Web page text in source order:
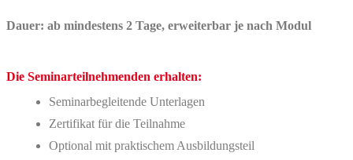
Dauer: ab mindestens 2 Tage, erweiterbar je nach Modul
Die Seminarteilnehmenden erhalten:
Seminarbegleitende Unterlagen
Zertifikat für die Teilnahme
Optional mit praktischem Ausbildungsteil